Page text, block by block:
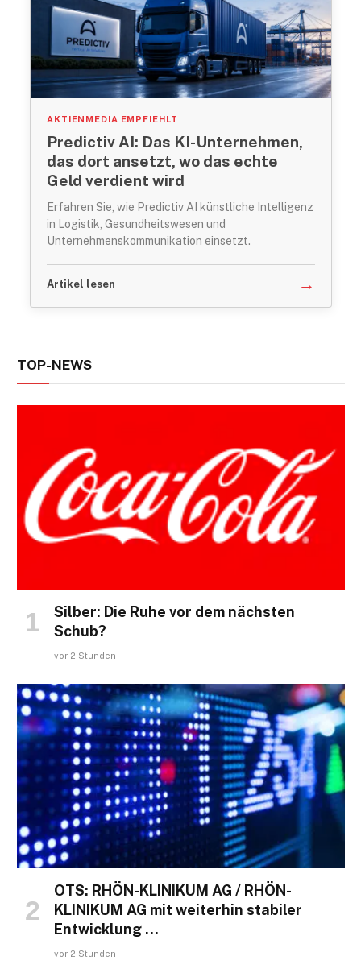
AKTIENMEDIA EMPFIEHLT
Predictiv AI: Das KI-Unternehmen,
das dort ansetzt, wo das echte
Geld verdient wird
Erfahren Sie, wie Predictiv AI künstliche Intelligenz
in Logistik, Gesundheitswesen und
Unternehmenskommunikation einsetzt.
Artikel lesen →
TOP-NEWS
Silber: Die Ruhe vor dem nächsten
Schub?
vor 2 Stunden
OTS: RHÖN-KLINIKUM AG / RHÖN-
KLINIKUM AG mit weiterhin stabiler
Entwicklung …
vor 2 Stunden